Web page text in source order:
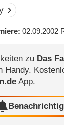
02.09.2002
zu Das
Handy.
App.